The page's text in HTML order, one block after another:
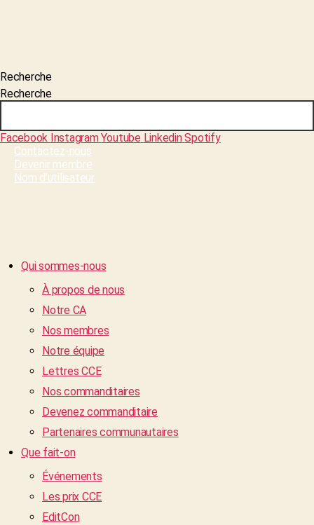
Recherche
Recherche
Facebook InstagramYoutube LinkedinSpotify
Contactez-nous
Devenir membre
Nom d’utilisateur
Qui sommes-nous
À propos de nous
Notre CA
Nos membres
Notre équipe
Lettres CCE
Nos commanditaires
Devenez commanditaire
Partenaires communautaires
Que fait-on
Événements
Les prix CCE
EditCon